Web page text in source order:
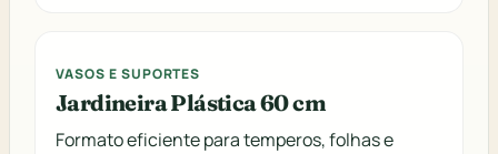
VASOS E SUPORTES
Jardineira Plástica 60 cm
Formato eficiente para temperos, folhas e